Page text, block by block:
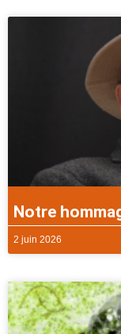
Notre
2 juin 2026